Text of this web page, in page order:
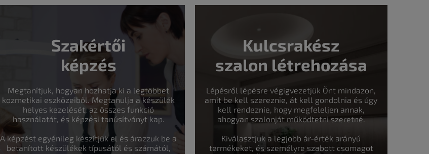
Szakértői
képzés
Megtanítjuk, hogyan hozhatja ki a legtöbbet
kozmetikai eszközeiből. Megtanulja a készülék
helyes kezelését, az összes funkció
használatát, és képzési tanúsítványt kap.
A képzést egyénileg készítjük el és árazzuk be a
betanított készülékek típusától és számától,
Kulcsrakész
szalon létrehozása
Lépésről lépésre végigvezetjük Önt mindazon,
amit be kell szereznie, át kell gondolnia és úgy
kell rendeznie, hogy megfeleljen annak,
ahogyan szalonját működtetni szeretné.
Kiválasztjuk a legjobb ár-érték arányú
termékeket, és személyre szabott csomagot